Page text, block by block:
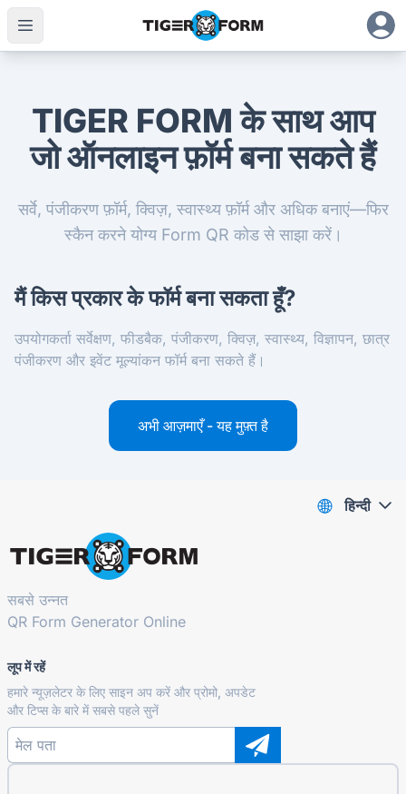
TIGER FORM के साथ आप
जो ऑनलाइन फ़ॉर्म बना सकते हैं
सर्वे, पंजीकरण फ़ॉर्म, क्विज़, स्वास्थ्य फ़ॉर्म और अधिक बनाएं—फिर
स्कैन करने योग्य Form QR कोड से साझा करें।
मैं किस प्रकार के फॉर्म बना सकता हूँ?
उपयोगकर्ता सर्वेक्षण, फीडबैक, पंजीकरण, क्विज़, स्वास्थ्य, विज्ञापन, छात्र
पंजीकरण और इवेंट मूल्यांकन फॉर्म बना सकते हैं।
अभी आज़माएँ - यह मुफ़्त है
सबसे उन्नत
QR Form Generator Online
लूप में रहें
हमारे न्यूज़लेटर के लिए साइन अप करें और प्रोमो, अपडेट
और टिप्स के बारे में सबसे पहले सुनें
हिन्दी